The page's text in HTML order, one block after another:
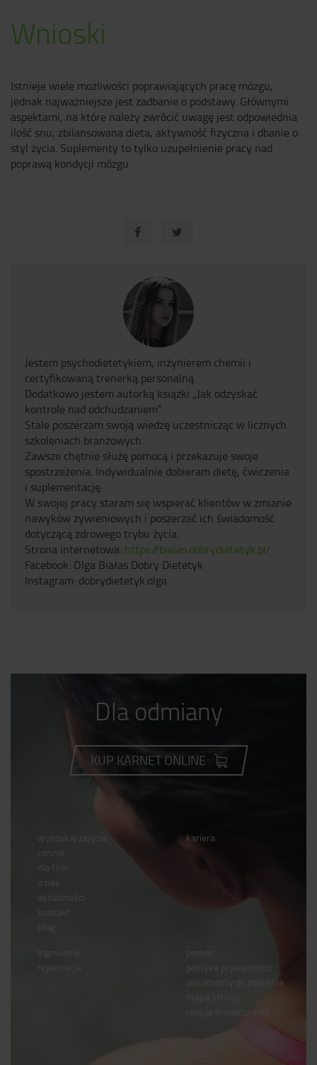
Wnioski
Istnieje wiele możliwości poprawiających pracę mózgu,
jednak najważniejsze jest zadbanie o podstawy. Głównymi
aspektami, na które należy zwrócić uwagę jest odpowiednia
ilość snu, zbilansowana dieta, aktywność fizyczna i dbanie o
styl życia. Suplementy to tylko uzupełnienie pracy nad
poprawą kondycji mózgu.
Jestem psychodietetykiem, inżynierem chemii i
certyfikowaną trenerką personalną.
Dodatkowo jestem autorką książki „Jak odzyskać
kontrole nad odchudzaniem”.
Stale poszerzam swoją wiedzę uczestnicząc w licznych
szkoleniach branżowych.
Zawsze chętnie służę pomocą i przekazuje swoje
spostrzeżenia. Indywidualnie dobieram dietę, ćwiczenia
i suplementację.
W swojej pracy staram się wspierać klientów w zmianie
nawyków żywieniowych i poszerzać ich świadomość
dotyczącą zdrowego trybu życia.
Strona internetowa: https://bialas.dobrydietetyk.pl/
Facebook: Olga Białas Dobry Dietetyk
Instagram: dobrydietetyk.olga
Dla odmiany
KUP KARNET ONLINE
wyszukaj zajęcia
cennik
dla firm
o nas
aktualności
kontakt
kariera
polityka prywatności
dokumenty do pobrania